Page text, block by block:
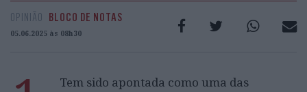
OPINIÃO BLOCO DE NOTAS
05.06.2025 às 08h30
Tem sido apontada como uma das